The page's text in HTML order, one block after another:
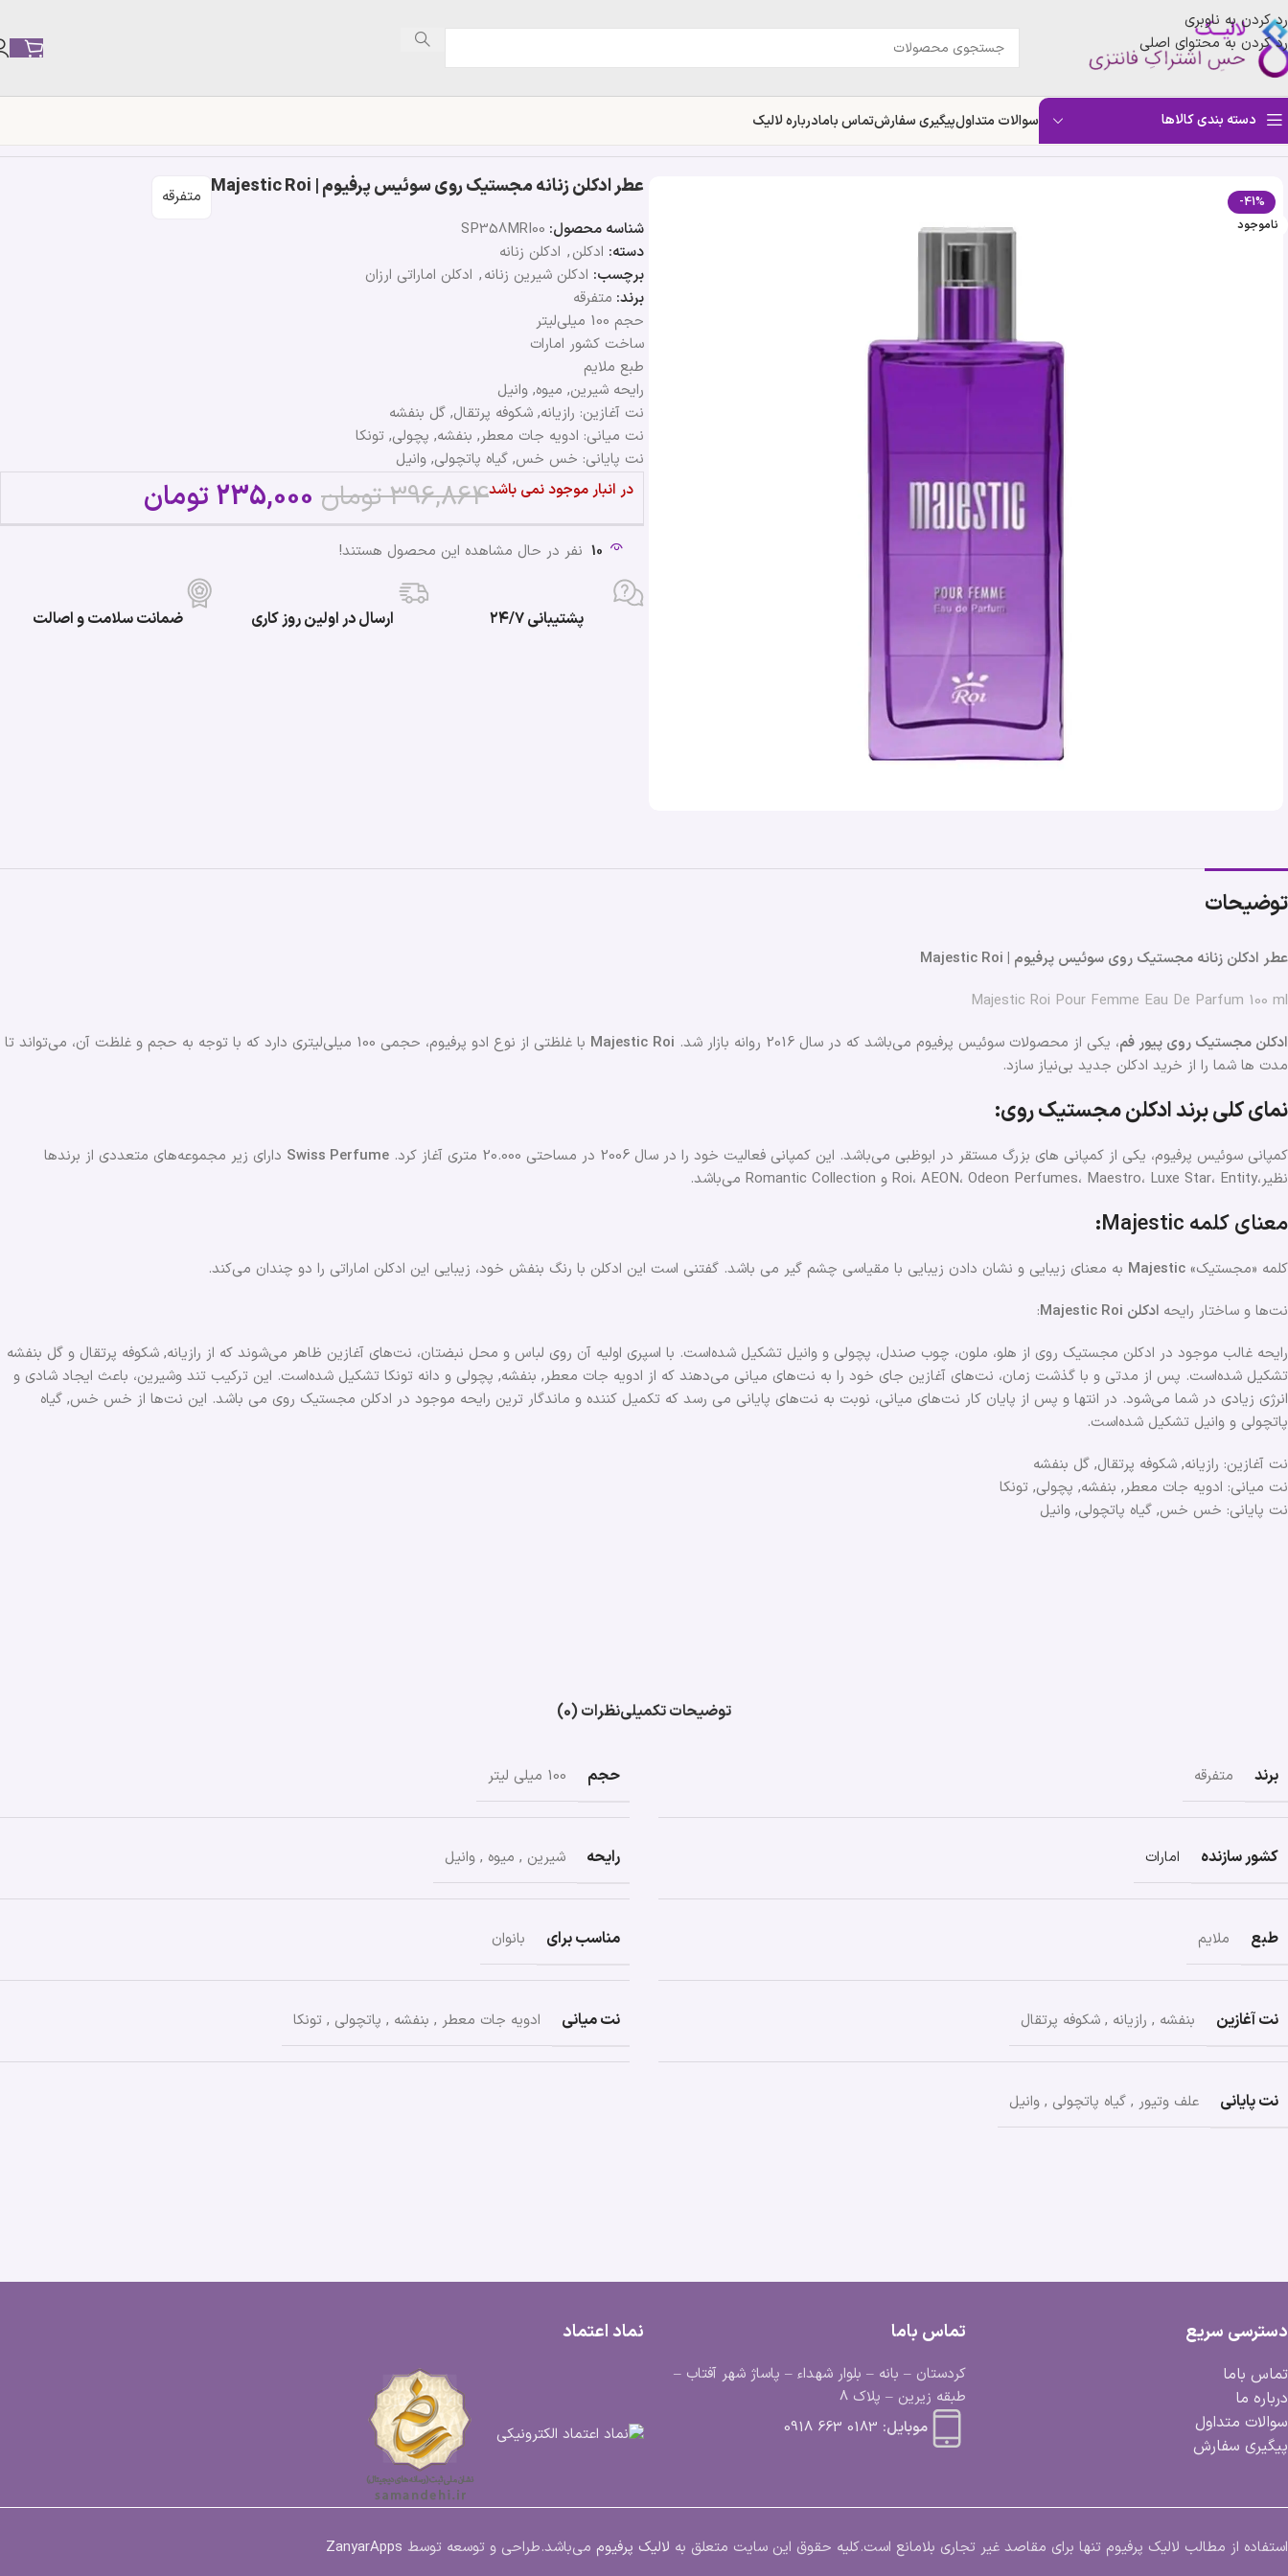
رد کردن به ناوبری
رد کردن به محتوای اصلی
دسته بندی کالاها سوالات متداولپیگیری سفارشتماس بامادرباره لالیک
خانه فروشگاه» عطر ادکلن زنانه مجستیک روی سوئیس پرفیوم | Majestic Roi
-41%
ناموجود
عطر ادکلن زنانه مجستیک روی سوئیس پرفیوم | Majestic Roi
متفرقه
شناسه محصول: SP358MRI00
دسته: ادکلن, ادکلن زنانه
برچسب: ادکلن شیرین زنانه, ادکلن اماراتی ارزان
برند: متفرقه
حجم 100 میلی‌لیتر
ساخت کشور امارات
طبع ملایم
رایحه شیرین, میوه, وانیل
نت آغازین: رازیانه, شکوفه پرتقال, گل بنفشه
نت میانی: ادویه جات معطر, بنفشه, پچولی, تونکا
نت پایانی: خس خس, گیاه پاتچولی, وانیل
در انبار موجود نمی باشد396,864تومان 235,000تومان
10 نفر در حال مشاهده این محصول هستند!
پشتیبانی ۲۴/۷ ارسال در اولین روز کاری ضمانت سلامت و اصالت
توضیحات
عطر ادکلن زنانه مجستیک روی سوئیس پرفیوم | Majestic Roi
Majestic Roi Pour Femme Eau De Parfum 100 ml
ادکلن مجستیک روی پیور فم، یکی از محصولات سوئیس پرفیوم می‌باشد که در سال 2016 روانه بازار شد. Majestic Roi
با غلظتی از نوع ادو پرفیوم، حجمی 100 میلی‌لیتری دارد که با توجه به حجم و غلظت آن، می‌تواند تا
مدت ها شما را از خرید ادکلن جدید بی‌نیاز سازد.
نمای کلی برند ادکلن مجستیک روی:
کمپانی سوئیس پرفیوم، یکی از کمپانی های بزرگ مستقر در ابوظبی می‌باشد. این کمپانی فعالیت خود را در سال 2006 در مساحتی 20.000 متری آغاز کرد. Swiss Perfume دارای زیر مجموعه‌های متعددی از برندها
نظیر،Roi، AEON، Odeon Perfumes، Maestro، Luxe Star، Entity و Romantic Collection می‌باشد.
معنای کلمه Majestic:
کلمه «مجستیک» Majestic به معنای زیبایی و نشان دادن زیبایی با مقیاسی چشم گیر می ‌باشد. گفتنی است این ادکلن با رنگ بنفش خود، زیبایی این ادکلن اماراتی را دو چندان می‌کند.
نت‌ها و ساختار رایحه ادکلن Majestic Roi
:
رایحه غالب موجود در ادکلن مجستیک روی از هلو، ملون، چوب صندل، پچولی و وانیل تشکیل شده‌است. با اسپری اولیه آن روی لباس و محل نبضتان، نت‌های آغازین ظاهر می‌شوند که از رازیانه, شکوفه پرتقال و گل بنفشه
تشکیل شده‌است. پس از مدتی و با گذشت زمان، نت‌های آغازین جای خود را به نت‌های میانی می‌دهند که از ادویه جات معطر, بنفشه, پچولی و دانه تونکا تشکیل شده‌است. این ترکیب تند وشیرین، باعث ایجاد شادی و
انرژی زیادی در شما می‌شود. در انتها و پس از پایان کار نت‌های میانی، نوبت به نت‌های پایانی می ‌رسد که تکمیل کننده و ماندگار ترین رایحه موجود در ادکلن مجستیک روی می ‌باشد. این نت‌ها از خس خس, گیاه
پاتچولی و وانیل تشکیل شده‌است.
نت آغازین: رازیانه, شکوفه پرتقال, گل بنفشه
نت میانی: ادویه جات معطر, بنفشه, پچولی, تونکا
نت پایانی: خس خس, گیاه پاتچولی, وانیل
توضیحات تکمیلینظرات (0)
برند متفرقه حجم 100 میلی لیتر
کشور سازنده امارات رایحه شیرین , میوه , وانیل
طبع ملایم مناسب برای بانوان
نت آغازین بنفشه , رازیانه , شکوفه پرتقال نت میانی ادویه جات معطر , بنفشه , پاتچولی , تونکا
نت پایانی علف وتیور , گیاه پاتچولی , وانیل
دسترسی سریع
تماس باما
درباره ما
سوالات متداول
پیگیری سفارش
تماس باما
کردستان – بانه – بلوار شهداء – پاساژ شهر آفتاب –
طبقه زیرین – پلاک 8
موبایل: 0183 663 0918
نماد اعتماد
استفاده از مطالب لالیک پرفیوم تنها برای مقاصد غیر تجاری بلامانع است.کلیه حقوق این سایت متعلق به لالیک پرفیوم می‌باشد.طراحی و توسعه توسط ZanyarApps